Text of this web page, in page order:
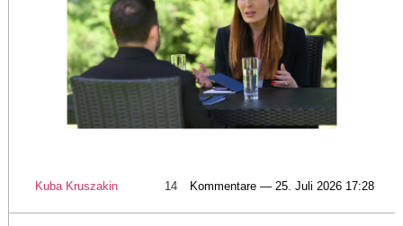
Kuba Kruszakin 14 Kommentare — 25. Juli 2026 17:28